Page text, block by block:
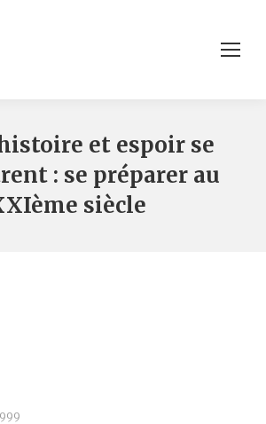
et espoir se
: se préparer au
siècle